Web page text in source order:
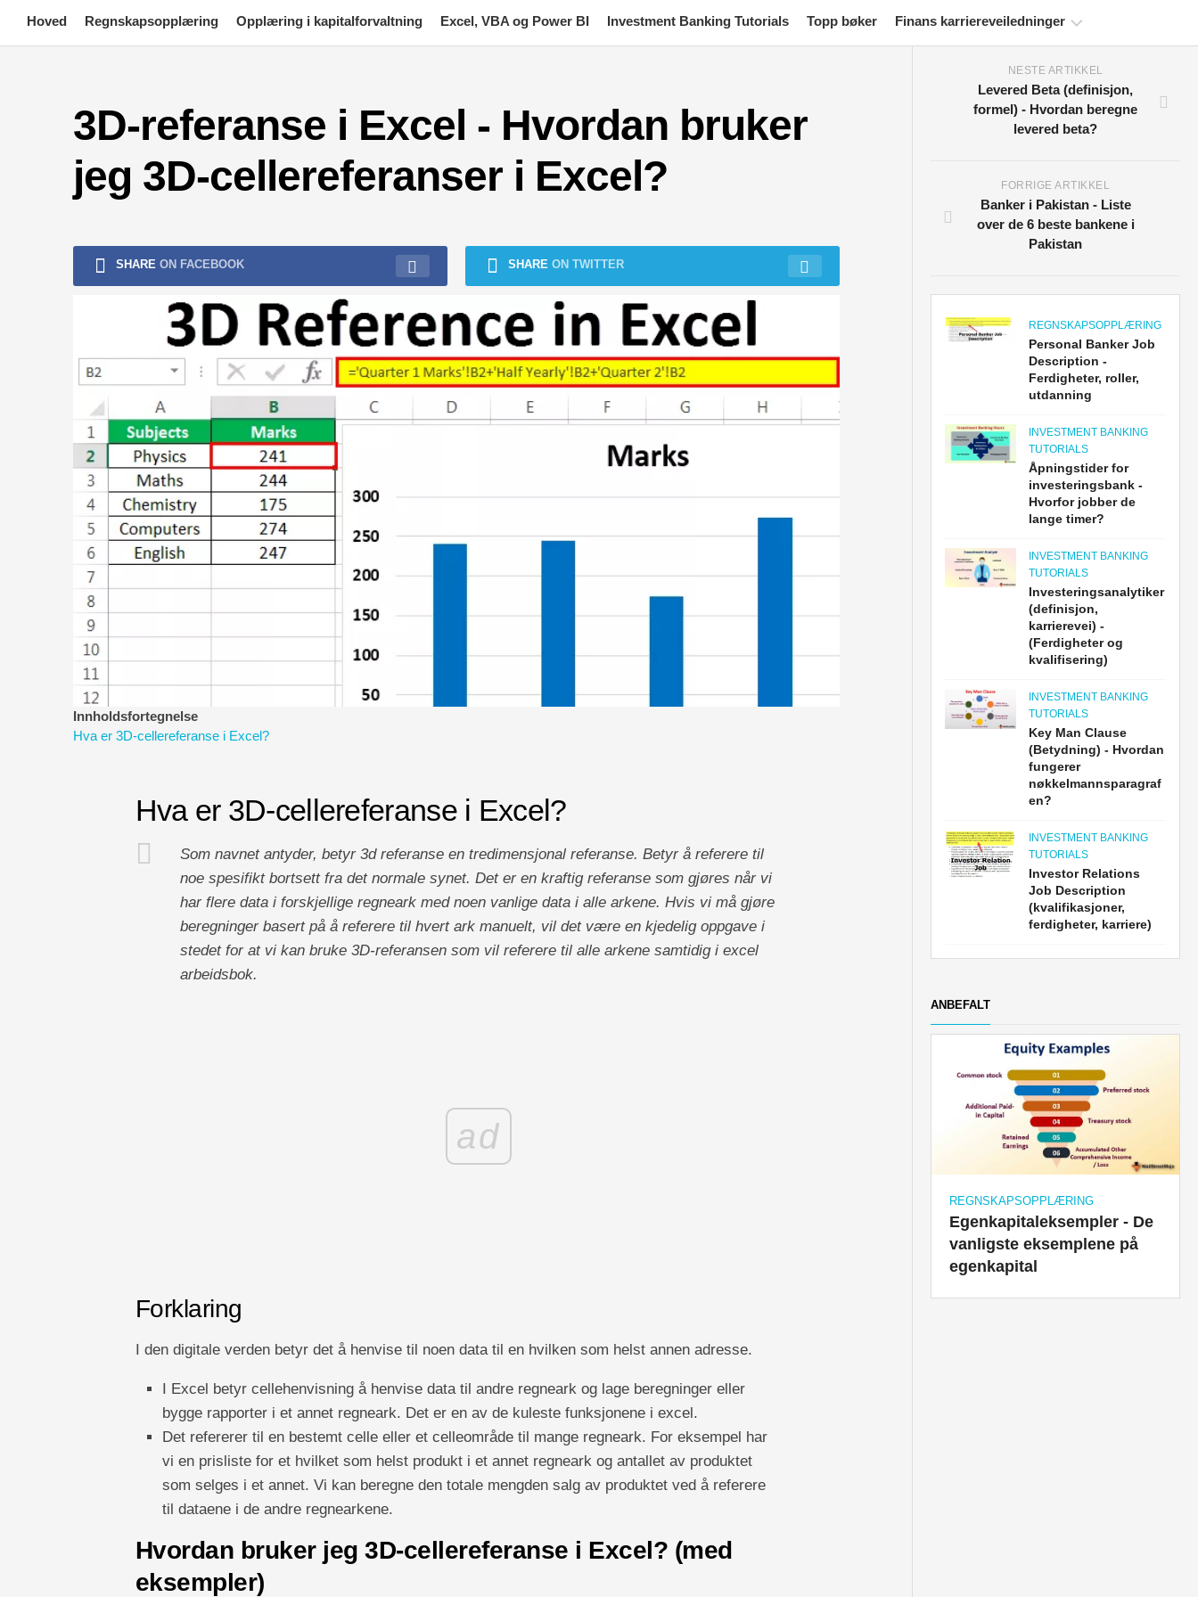
content
Hoved Regnskapsopplæring Opplæring i kapitalforvaltning Excel, VBA og Power BI Investment Banking Tutorials Topp bøker Finans karriereveiledninger
økonomisertifisering
Fullstendig
format
3D-referanse i Excel - Hvordan bruker
jeg 3D-cellereferanser i Excel?
SHARE ON FACEBOOK SHARE ON TWITTER
Innholdsfortegnelse
Hva er 3D-cellereferanse i Excel?
Hva er 3D-cellereferanse i Excel?
Som navnet antyder, betyr 3d referanse en tredimensjonal referanse. Betyr å referere til
noe spesifikt bortsett fra det normale synet. Det er en kraftig referanse som gjøres når vi
har flere data i forskjellige regneark med noen vanlige data i alle arkene. Hvis vi må gjøre
beregninger basert på å referere til hvert ark manuelt, vil det være en kjedelig oppgave i
stedet for at vi kan bruke 3D-referansen som vil referere til alle arkene samtidig i excel
arbeidsbok.
ad
Forklaring
I den digitale verden betyr det å henvise til noen data til en hvilken som helst annen adresse.
I Excel betyr cellehenvisning å henvise data til andre regneark og lage beregninger eller
bygge rapporter i et annet regneark. Det er en av de kuleste funksjonene i excel.
Det refererer til en bestemt celle eller et celleområde til mange regneark. For eksempel har
vi en prisliste for et hvilket som helst produkt i et annet regneark og antallet av produktet
som selges i et annet. Vi kan beregne den totale mengden salg av produktet ved å referere
til dataene i de andre regnearkene.
Hvordan bruker jeg 3D-cellereferanse i Excel? (med
eksempler)
NESTE ARTIKKEL
Levered Beta (definisjon,
formel) - Hvordan beregne
levered beta?
FORRIGE ARTIKKEL
Banker i Pakistan - Liste
over de 6 beste bankene i
Pakistan
REGNSKAPSOPPLÆRING
Personal Banker Job
Description -
Ferdigheter, roller,
utdanning
INVESTMENT BANKING
TUTORIALS
Åpningstider for
investeringsbank -
Hvorfor jobber de
lange timer?
INVESTMENT BANKING
TUTORIALS
Investeringsanalytiker
(definisjon,
karrierevei) -
(Ferdigheter og
kvalifisering)
INVESTMENT BANKING
TUTORIALS
Key Man Clause
(Betydning) - Hvordan
fungerer
nøkkelmannsparagraf
en?
INVESTMENT BANKING
TUTORIALS
Investor Relations
Job Description
(kvalifikasjoner,
ferdigheter, karriere)
ANBEFALT
REGNSKAPSOPPLÆRING
Egenkapitaleksempler - De
vanligste eksemplene på
egenkapital